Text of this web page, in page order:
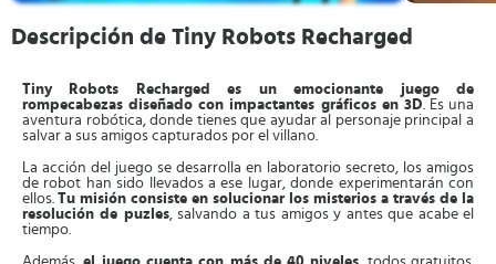
Descripción de Tiny Robots Recharged
Tiny Robots Recharged es un emocionante juego de
rompecabezas diseñado con impactantes gráficos en 3D. Es una
aventura robótica, donde tienes que ayudar al personaje principal a
salvar a sus amigos capturados por el villano.
La acción del juego se desarrolla en laboratorio secreto, los amigos
de robot han sido llevados a ese lugar, donde experimentarán con
ellos. Tu misión consiste en solucionar los misterios a través de la
resolución de puzles, salvando a tus amigos y antes que acabe el
tiempo.